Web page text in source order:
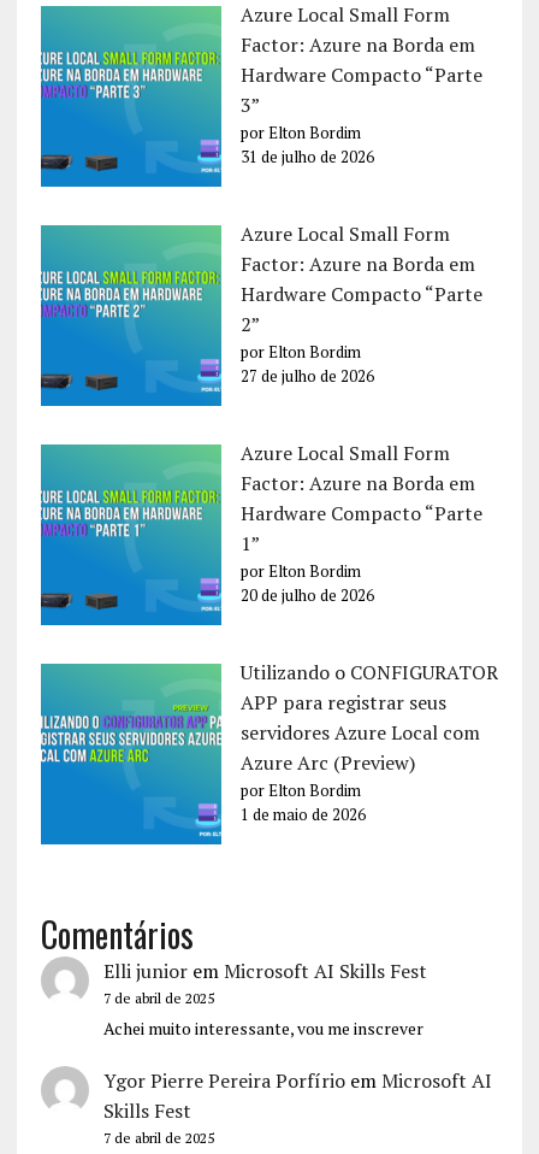
Azure Local Small Form
Factor: Azure na Borda em
Hardware Compacto “Parte
3”
por Elton Bordim
31 de julho de 2026
Azure Local Small Form
Factor: Azure na Borda em
Hardware Compacto “Parte
2”
por Elton Bordim
27 de julho de 2026
Azure Local Small Form
Factor: Azure na Borda em
Hardware Compacto “Parte
1”
por Elton Bordim
20 de julho de 2026
Utilizando o CONFIGURATOR
APP para registrar seus
servidores Azure Local com
Azure Arc (Preview)
por Elton Bordim
1 de maio de 2026
Comentários
Elli junioremMicrosoft AI Skills Fest
7 de abril de 2025
Achei muito interessante, vou me inscrever
Ygor Pierre Pereira PorfírioemMicrosoft AI
Skills Fest
7 de abril de 2025